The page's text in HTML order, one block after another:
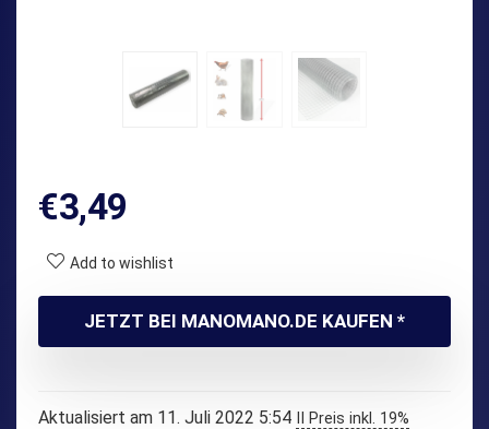
€3,49
Add to wishlist
JETZT BEI MANOMANO.DE KAUFEN *
Aktualisiert am 11. Juli 2022 5:54
II Preis inkl. 19%